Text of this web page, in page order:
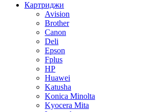
Картриджи
Avision
Brother
Canon
Deli
Epson
Fplus
HP
Huawei
Katusha
Konica Minolta
Kyocera Mita